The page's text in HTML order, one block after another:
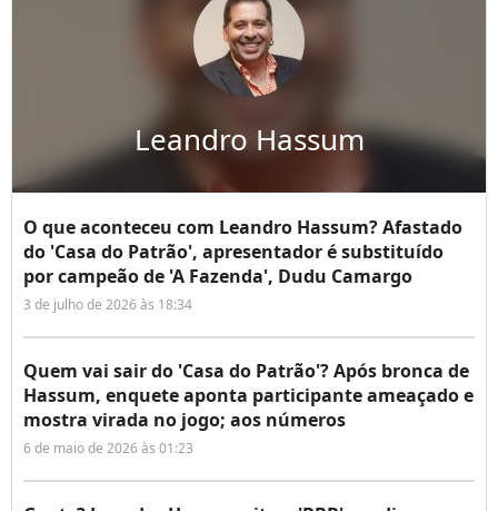
Leandro Hassum
O que aconteceu com Leandro Hassum? Afastado
do 'Casa do Patrão', apresentador é substituído
por campeão de 'A Fazenda', Dudu Camargo
3 de julho de 2026 às 18:34
Quem vai sair do 'Casa do Patrão'? Após bronca de
Hassum, enquete aponta participante ameaçado e
mostra virada no jogo; aos números
6 de maio de 2026 às 01:23